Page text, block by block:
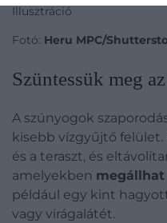
Illusztráció
Fotó: Heru MPC/
Szüntessük meg
A szúnyogok
kisebb vízgyűjtő
és a teraszt, és
amelyekben megállhat
például egy kint
vagy virágalátét.